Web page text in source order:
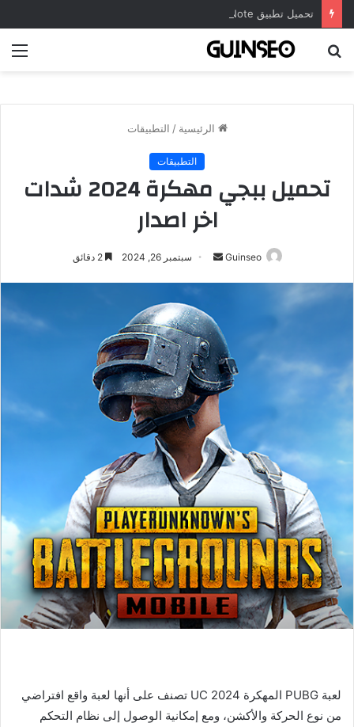
الرئيسية / التطبيقات
التطبيقات
تحميل ببجي مهكرة 2024 شدات
اخر اصدار
Guinseo
أرسل
إلكترونيا
سبتمبر 26, 2024 2 دقائق
لعبة PUBG المهكرة UC 2024 تصنف على أنها لعبة واقع افتراضي
من نوع الحركة والأكشن، ومع إمكانية الوصول إلى نظام التحكم